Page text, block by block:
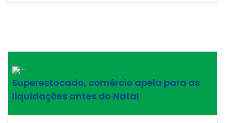
–
Superestocado, comércio apela para as
liquidações antes do Natal